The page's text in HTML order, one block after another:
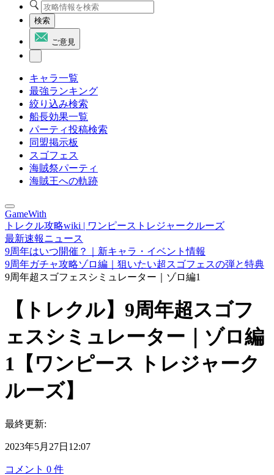
検索
ご意見
キャラ一覧
最強ランキング
絞り込み検索
船長効果一覧
パーティ投稿検索
同盟掲示板
スゴフェス
海賊祭パーティ
海賊王への軌跡
GameWith
トレクル攻略wiki | ワンピーストレジャークルーズ
最新速報ニュース
9周年はいつ開催？｜新キャラ・イベント情報
9周年ガチャ攻略ゾロ編｜狙いたい超スゴフェスの弾と特典
9周年超スゴフェスシミュレーター｜ゾロ編1
【トレクル】9周年超スゴフ
ェスシミュレーター｜ゾロ編
1【ワンピース トレジャーク
ルーズ】
最終更新:
2023年5月27日12:07
コメント 0 件